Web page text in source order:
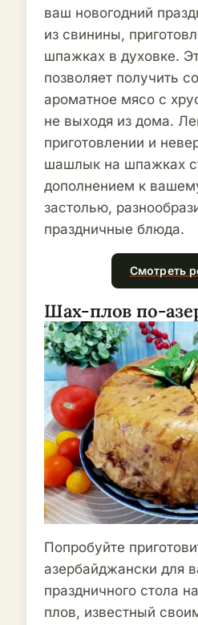
ваш новогодний
из свинины,
шпажках в духовке.
позволяет получить
ароматное мясо с
не выходя из дома.
приготовлении и
шашлык на шпажках
дополнением к
застолью,
праздничные блюда.
Смотреть
Шах-плов по-
Попробуйте
азербайджански для
праздничного стола
плов, известный